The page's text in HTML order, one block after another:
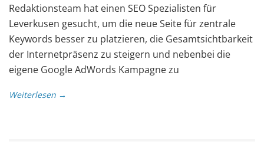
Redaktionsteam hat einen SEO Spezialisten für
Leverkusen gesucht, um die neue Seite für zentrale
Keywords besser zu platzieren, die Gesamtsichtbarkeit
der Internetpräsenz zu steigern und nebenbei die
eigene Google AdWords Kampagne zu
Weiterlesen →